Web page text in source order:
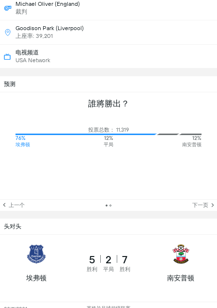
Michael Oliver (England)
裁判
Goodison Park (Liverpool)
上座率: 39,201
电视频道
USA Network
预测
誰將勝出？
投票总数： 11,319
76%
埃弗顿
12%
平局
12%
南安普顿
上一个 下一页
头对头
埃弗顿
5
胜利
2
平局
7
胜利
南安普顿